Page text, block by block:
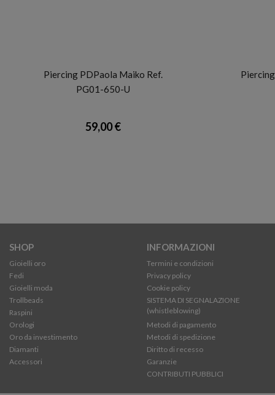
Piercing PDPaola Maiko Ref.
PG01-650-U
59,00 €
SHOP
Gioielli oro
Fedi
Gioielli moda
Trollbeads
Raspini
Orologi
Oro da investimento
Diamanti
Accessori
INFORMAZIONI
Termini e condizioni
Privacy policy
Cookie policy
SISTEMA DI SEGNALAZIONE
(whistleblowing)
Metodi di pagamento
Metodi di spedizione
Diritto di recesso
Garanzie
CONTRIBUTI PUBBLICI